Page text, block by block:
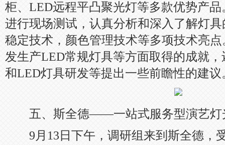
柜、LED远程平凸聚光灯等多款优势产
进行现场测试，认真分析和深入了解灯
稳定技术，颜色管理技术等多项技术亮
发生产LED常规灯具等方面取得的成就
和LED灯具研发等提出一些前瞻性的建议
五、斯全德——一站式服务型演艺灯
9月13日下午，调研组来到斯全德，